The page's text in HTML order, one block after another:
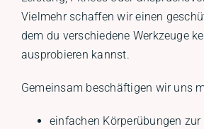
Vielmehr schaffen wir einen
dem du verschiedene Werkzeuge
ausprobieren kannst.
Gemeinsam beschäftigen wir uns
einfachen Körperübungen